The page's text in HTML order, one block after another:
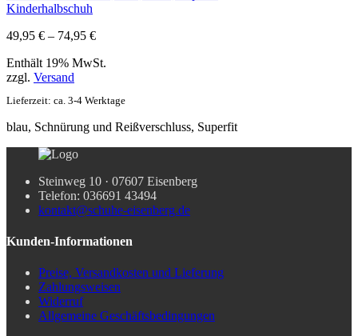
Kinderhalbschuh
49,95 € – 74,95 €Preisspanne:
bis
Enthält 19% MwSt.
zzgl. Versand
Lieferzeit: ca. 3-4 Werktage
blau, Schnürung und Reißverschluss, Superfit
Steinweg 10 · 07607 Eisenberg
Telefon: 036691 43494
kontakt@schuhe-eisenberg.de
Kunden-Informationen
Preise, Versandkosten und Lieferung
Zahlungsweisen
Widerruf
Allgemeine Geschäftsbedingungen